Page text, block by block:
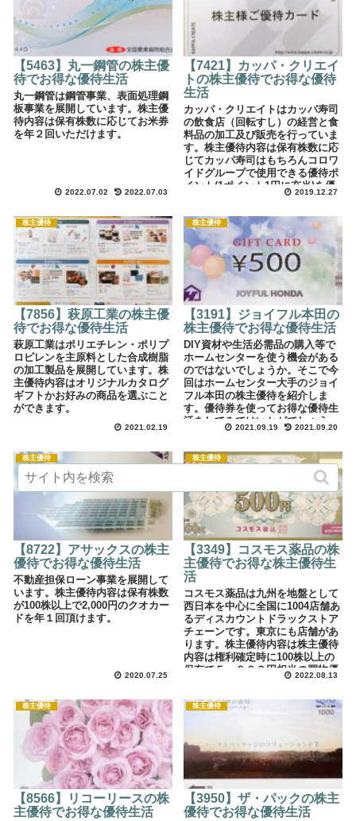
【5463】丸一鋼管の株主優
待でお得な優待生活
丸一鋼管は鋼管事業、表面処理鋼
板事業を展開しています。株主優
待内容は保有株数に応じてお米券
を年２回いただけます。
2022.07.02 2022.07.03
【7421】カッパ・クリエイ
トの株主優待でお得な優待
生活
カッパ・クリエイトはカッパ寿司
の飲食店（回転すし）の経営と食
料品の加工及び販売を行っていま
す。株主優待内容は保有株数に応
じてカッパ寿司はもちろんコロワ
イドグループで使用できる優待ポ
イント(1ポイント1円に充当)を優
待カードに年２回充当されます。
2019.12.27
株主優待
【7856】萩原工業の株主優
待でお得な優待生活
萩原工業はポリエチレン・ポリプ
ロピレンを主原料とした合成樹脂
の加工製品を展開しています。株
主優待内容はオリジナルカタログ
ギフトかお好みの商品を選ぶこと
ができます。
2021.02.19
株主優待
【3191】ジョイフル本田の
株主優待でお得な優待生活
DIY資材や生活必需品の購入等で
ホームセンターを使う機会がある
のではないでしょうか。そこで今
回はホームセンター大手のジョイ
フル本田の株主優待を紹介しま
す。優待券を使ってお得な優待生
活をしてみてはいかがでしょう
2021.09.19 2021.09.20
株主優待
【8722】アサックスの株主
優待でお得な優待生活
不動産担保ローン事業を展開して
います。株主優待内容は保有株数
が100株以上で2,000円のクオカー
ドを年１回頂けます。
2020.07.25
株主優待
【3349】コスモス薬品の株
主優待でお得な株主優待生
活
コスモス薬品は九州を地盤として
西日本を中心に全国に1004店舗あ
るディスカウントドラックストア
チェーンです。東京にも店舗があ
ります。株主優待内容は株主優待
内容は権利確定時に100株以上の
保有で５，０００円相当の買物優
待券（５００円×１０枚）または
す。
2022.08.13
株主優待
【8566】リコーリースの株
主優待でお得な優待生活
株主優待
【3950】ザ・パックの株主
優待でお得な優待生活